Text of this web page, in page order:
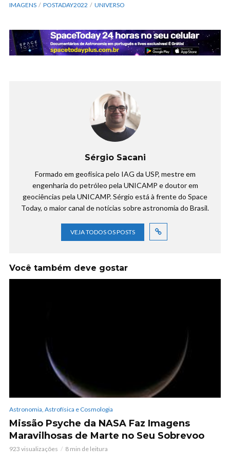
IMAGENS
POSTADAY2022 UNIVERSO
Sérgio Sacani
Formado em geofísica pelo IAG da USP, mestre em
engenharia do petróleo pela UNICAMP e doutor em
geociências pela UNICAMP. Sérgio está à frente do Space
Today, o maior canal de notícias sobre astronomia do Brasil.
VEJA TODOS OS POSTS
Você também deve gostar
Astronomia, Astrofísica e Cosmologia
Missão Psyche da NASA Faz Imagens
Maravilhosas de Marte no Seu Sobrevoo
923 visualizações 8 min de leitura